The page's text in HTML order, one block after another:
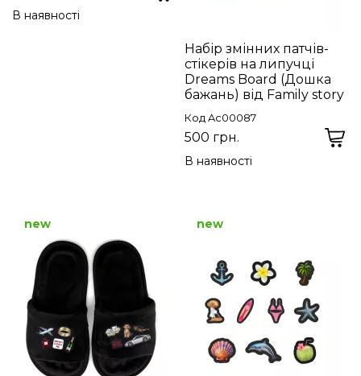
В наявності
Набір змінних патчів-
стікерів на липучці
Dreams Board (Дошка
бажань) від Family story
Код Ac00087
500 грн.
В наявності
new new